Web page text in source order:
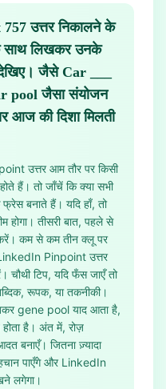
उत्तर निकालने के
साथ लिखकर उनके
जैसे Car ___
pool जैसा संयोजन
आज की दिशा मिलती
उत्तर आम तौर पर किसी
हैं। तो जाँचें कि क्या सभी
बनाते हैं। यदि हाँ, तो
होगा। तीसरी बात, पहले से
करें। कम से कम तीन क्लू पर
LinkedIn Pinpoint उत्तर
चौथी टिप, यदि फँस जाएँ तो
रूपक, या तकनीकी।
gene pool याद आता है,
है। अंत में, रोज़
बनाएँ। जितना ज़्यादा
पाएँगे और LinkedIn
लगेगा।